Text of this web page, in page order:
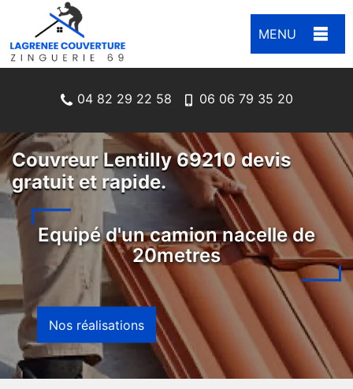
MENU
04 82 29 22 58 06 06 79 35 20
Couvreur Lentilly 69210 devis
gratuit et rapide.
Equipé d'un camion nacelle de
20metres
Nos réalisations